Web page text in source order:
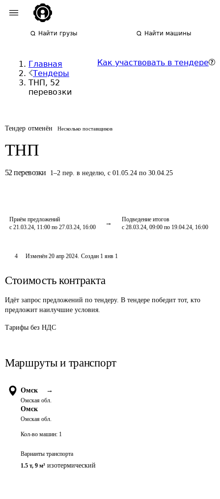
Найти грузы Найти машины
Главная
Тендеры
ТНП, 52
перевозки
Как участвовать в тендере
Тендер отменён Несколько поставщиков
ТНП
52 перевозки 1–2 пер. в неделю, с 01.05.24 по 30.04.25
Приём предложений
с 21.03.24, 11:00 по 27.03.24, 16:00
Подведение итогов
с 28.03.24, 09:00 по 19.04.24, 16:00
4 Изменён 20 апр 2024. Создан 1 янв 1
Стоимость контракта
Идёт запрос предложений по тендеру. В тендере победит тот, кто
предложит наилучшие условия.
Тарифы без НДС
Маршруты и транспорт
Омск →
Омская обл.
Омск
Омская обл.
Кол-во машин: 1
Варианты транспорта
1.5 т, 9 м³ изотермический